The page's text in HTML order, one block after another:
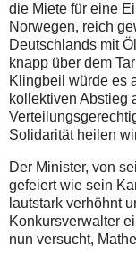
die Miete für eine
Norwegen, reich
Deutschlands mit
knapp über dem
Klingbeil würde es
kollektiven Abstieg
Solidarität heilen
Der Minister, von
gefeiert wie sein
lautstark verhöhnt
Konkursverwalter
nun versucht,